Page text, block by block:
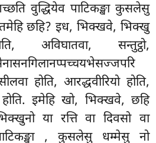
वुद्धियेव पाटिकङ्खा कुसलेसु
छहि? इध, भिक्खवे, भिक्खु
अविघातवा, सन्तुट्ठो,
होति, आरद्धवीरियो होति,
इमेहि खो, भिक्खवे, छहि
या रत्ति वा दिवसो वा
, कुसलेसु धम्मेसु नो